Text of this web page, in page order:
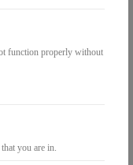
function properly without
you are in.